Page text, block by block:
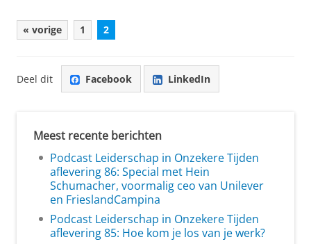
« vorige 1 2
Deel dit Facebook LinkedIn
Meest recente berichten
Podcast Leiderschap in Onzekere Tijden
aflevering 86: Special met Hein
Schumacher, voormalig ceo van Unilever
en FrieslandCampina
Podcast Leiderschap in Onzekere Tijden
aflevering 85: Hoe kom je los van je werk?